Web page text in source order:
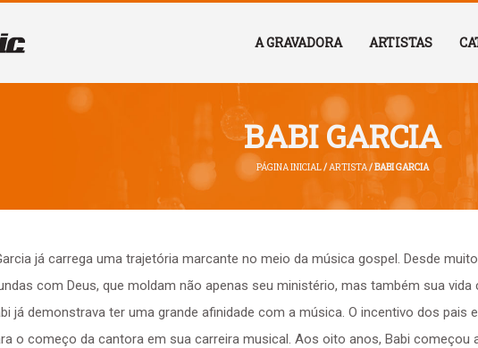
A GRAVADORA ARTISTAS
BABI GARCIA
PÁGINA INICIAL/ARTISTA/ BABI GARCIA
já carrega uma trajetória marcante no meio da música gospel. Desde
com Deus, que moldam não apenas seu ministério, mas também sua
já demonstrava ter uma grande afinidade com a música. O incentivo dos
o começo da cantora em sua carreira musical. Aos oito anos, Babi começou